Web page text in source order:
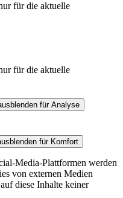
für die aktuelle
für die aktuelle
für Analyse
für Komfort
Media-Plattformen werden
von externen Medien
diese Inhalte keiner